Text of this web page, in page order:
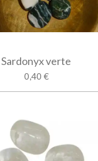
Sardonyx verte
0,40 €